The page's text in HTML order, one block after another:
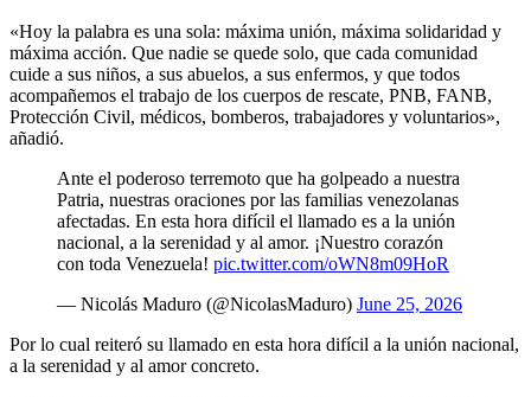
«Hoy la palabra es una sola: máxima unión, máxima solidaridad y
máxima acción. Que nadie se quede solo, que cada comunidad
cuide a sus niños, a sus abuelos, a sus enfermos, y que todos
acompañemos el trabajo de los cuerpos de rescate, PNB, FANB,
Protección Civil, médicos, bomberos, trabajadores y voluntarios»,
añadió.
Ante el poderoso terremoto que ha golpeado a nuestra
Patria, nuestras oraciones por las familias venezolanas
afectadas. En esta hora difícil el llamado es a la unión
nacional, a la serenidad y al amor. ¡Nuestro corazón
con toda Venezuela! pic.twitter.com/oWN8m09HoR
— Nicolás Maduro (@NicolasMaduro) June 25, 2026
Por lo cual reiteró su llamado en esta hora difícil a la unión nacional,
a la serenidad y al amor concreto.